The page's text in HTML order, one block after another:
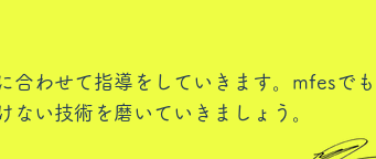
合わせて指導をしていきます。​mfesでも
ない技術を磨いていきましょう。